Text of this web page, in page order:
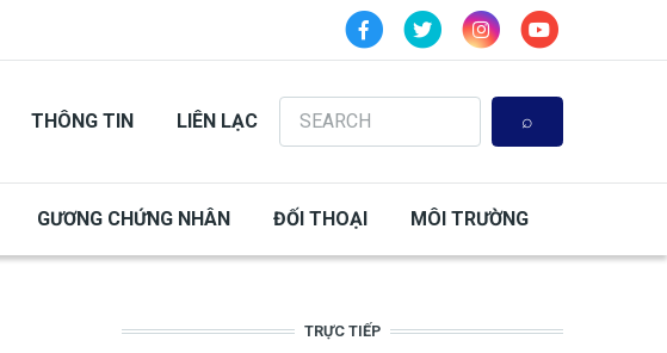
THÔNG TIN LIÊN LẠC
Search
GƯƠNG CHỨNG NHÂN ĐỐI THOẠI MÔI TRƯỜNG
TRỰC TIẾP